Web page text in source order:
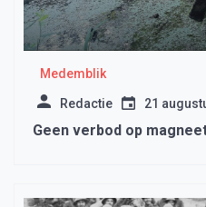
Medemblik
Redactie 21
Geen verbod op